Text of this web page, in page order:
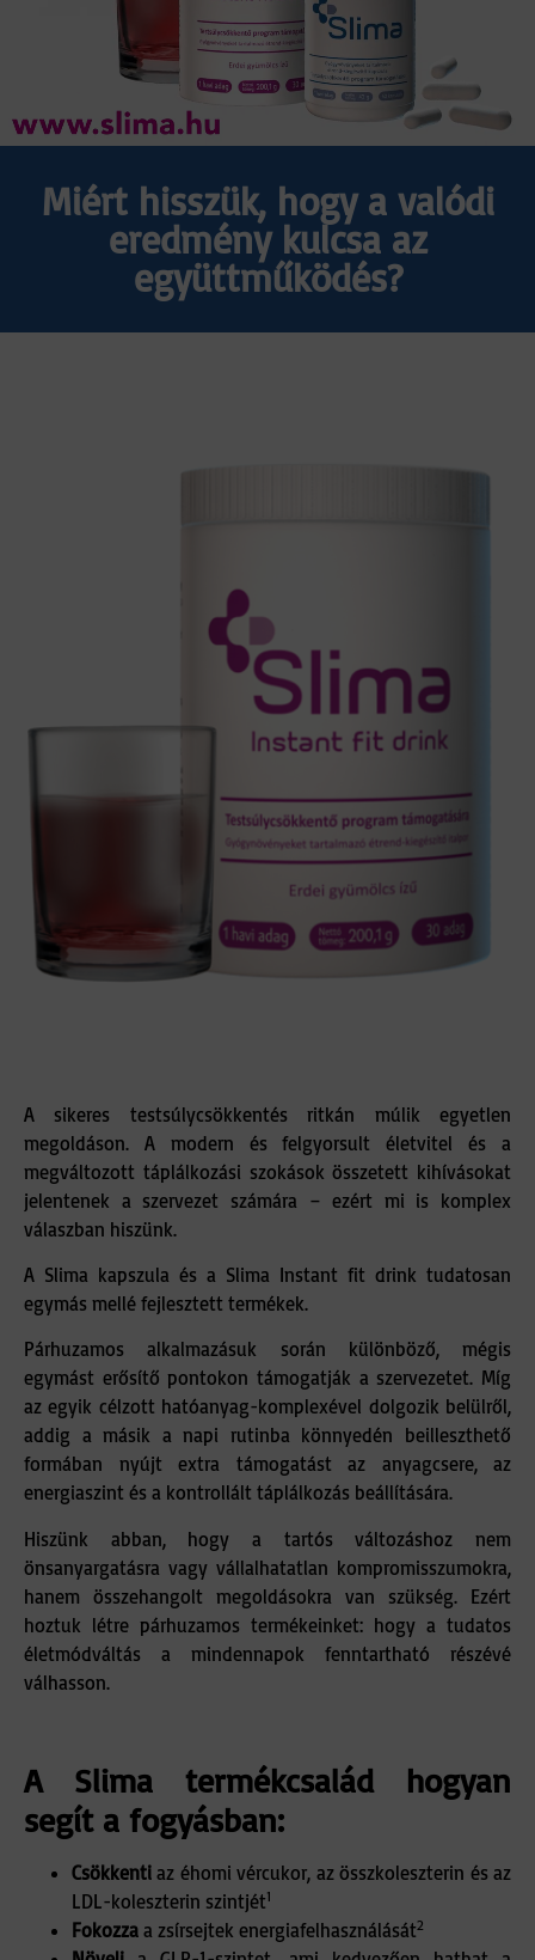
Miért hisszük, hogy a valódi
eredmény kulcsa az
együttműködés?
A sikeres testsúlycsökkentés ritkán múlik egyetlen
megoldáson. A modern és felgyorsult életvitel és a
megváltozott táplálkozási szokások összetett kihívásokat
jelentenek a szervezet számára – ezért mi is komplex
válaszban hiszünk.
A Slima kapszula és a Slima Instant fit drink tudatosan
egymás mellé fejlesztett termékek.
Párhuzamos alkalmazásuk során különböző, mégis
egymást erősítő pontokon támogatják a szervezetet. Míg
az egyik célzott hatóanyag-komplexével dolgozik belülről,
addig a másik a napi rutinba könnyedén beilleszthető
formában nyújt extra támogatást az anyagcsere, az
energiaszint és a kontrollált táplálkozás beállítására.
Hiszünk abban, hogy a tartós változáshoz nem
önsanyargatásra vagy vállalhatatlan kompromisszumokra,
hanem összehangolt megoldásokra van szükség. Ezért
hoztuk létre párhuzamos termékeinket: hogy a tudatos
életmódváltás a mindennapok fenntartható részévé
válhasson.
A Slima termékcsalád hogyan
segít a fogyásban:
Csökkenti az éhomi vércukor, az összkoleszterin és az
LDL-koleszterin szintjét1
Fokozza a zsírsejtek energiafelhasználását2